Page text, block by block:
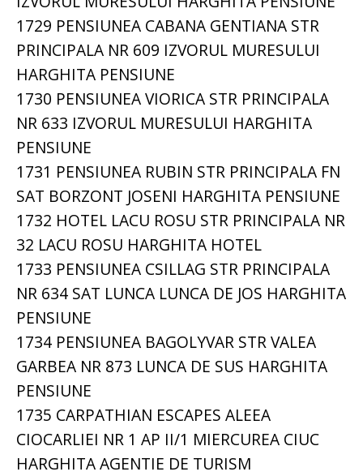
1729 PENSIUNEA CABANA GENTIANA STR
PRINCIPALA NR 609 IZVORUL MURESULUI
HARGHITA PENSIUNE
1730 PENSIUNEA VIORICA STR PRINCIPALA
NR 633 IZVORUL MURESULUI HARGHITA
PENSIUNE
1731 PENSIUNEA RUBIN STR PRINCIPALA FN
SAT BORZONT JOSENI HARGHITA PENSIUNE
1732 HOTEL LACU ROSU STR PRINCIPALA NR
32 LACU ROSU HARGHITA HOTEL
1733 PENSIUNEA CSILLAG STR PRINCIPALA
NR 634 SAT LUNCA LUNCA DE JOS HARGHITA
PENSIUNE
1734 PENSIUNEA BAGOLYVAR STR VALEA
GARBEA NR 873 LUNCA DE SUS HARGHITA
PENSIUNE
1735 CARPATHIAN ESCAPES ALEEA
CIOCARLIEI NR 1 AP II/1 MIERCUREA CIUC
HARGHITA AGENTIE DE TURISM